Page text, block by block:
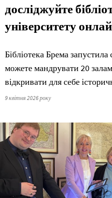
досліджуйте
університету
Бібліотека Брема
можете мандрувати 20
відкривати для себе
9 квітня 2026 року